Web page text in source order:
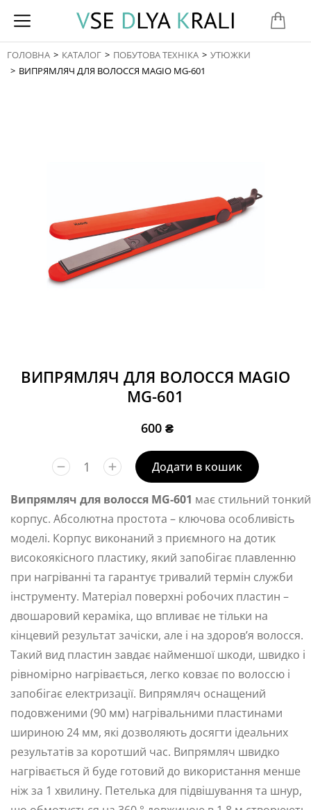
You are here:
ГОЛОВНА КАТАЛОГ ПОБУТОВА ТЕХНІКА
УТЮЖКИ
ВИПРЯМЛЯЧ ДЛЯ ВОЛОССЯ MAGIO MG-601
ВИПРЯМЛЯЧ ДЛЯ ВОЛОССЯ MAGIO
MG-601
600 ₴
Додати в кошик
Випрямляч для волосся MG-601 має стильний тонкий
корпус. Абсолютна простота – ключова особливість
моделі. Корпус виконаний з приємного на дотик
високоякісного пластику, який запобігає плавленню
при нагріванні та гарантує тривалий термін служби
інструменту. Матеріал поверхні робочих пластин –
двошаровий кераміка, що впливає не тільки на
кінцевий результат зачіски, але і на здоров’я волосся.
Такий вид пластин завдає найменшої шкоди, швидко і
рівномірно нагрівається, легко ковзає по волоссю і
запобігає електризації. Випрямляч оснащений
подовженими (90 мм) нагрівальними пластинами
шириною 24 мм, які дозволяють досягти ідеальних
результатів за коротший час. Випрямляч швидко
нагрівається й буде готовий до використання менше
ніж за 1 хвилину. Петелька для підвішування та шнур,